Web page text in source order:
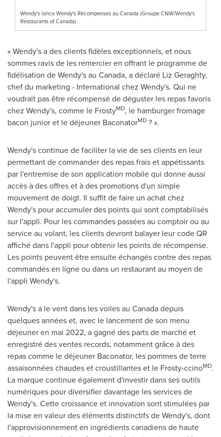
Wendy's lance Wendy's Récompenses au Canada (Groupe CNW/Wendy's
Restaurants of Canada)
« Wendy's a des clients fidèles exceptionnels, et nous
sommes ravis de les remercier en offrant le programme de
fidélisation de Wendy's au Canada, a déclaré Liz Geraghty,
chef du marketing - International chez Wendy's. Qui ne
voudrait pas être récompensé de déguster les repas favoris
chez Wendy's, comme le FrostyMD, le hamburger fromage
bacon junior et le déjeuner BaconatorMD ? ».
Wendy's continue de faciliter la vie de ses clients en leur
permettant de commander des repas frais et appétissants
par l'entremise de son application mobile qui donne aussi
accès à des offres et à des promotions d'un simple
mouvement de doigt. Il suffit de faire un achat chez
Wendy's pour accumuler des points qui sont comptabilisés
sur l'appli. Pour les commandes passées au comptoir ou au
service au volant, les clients devront balayer leur code QR
affiché dans l'appli pour obtenir les points de récompense.
Les points peuvent être ensuite échangés contre des repas
commandés en ligne ou dans un restaurant au moyen de
l'appli Wendy's.
Wendy's a le vent dans les voiles au Canadadepuis
quelques années et, avec le lancement de son menu
déjeuner en mai 2022, a gagné des parts de marché et
enregistré des ventes records, notamment grâce à des
repas comme le déjeuner Baconator, les pommes de terre
assaisonnées chaudes et croustillantes et le Frosty-ccinoMD.
La marque continue également d'investir dans ses outils
numériques pour diversifier davantage les services de
Wendy's. Cette croissance et innovation sont stimulées par
la mise en valeur des éléments distinctifs de Wendy's, dont
l'approvisionnement en ingrédients canadiens de haute